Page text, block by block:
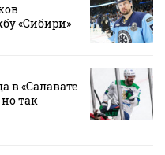
«Сибири»
в «Салавате
так